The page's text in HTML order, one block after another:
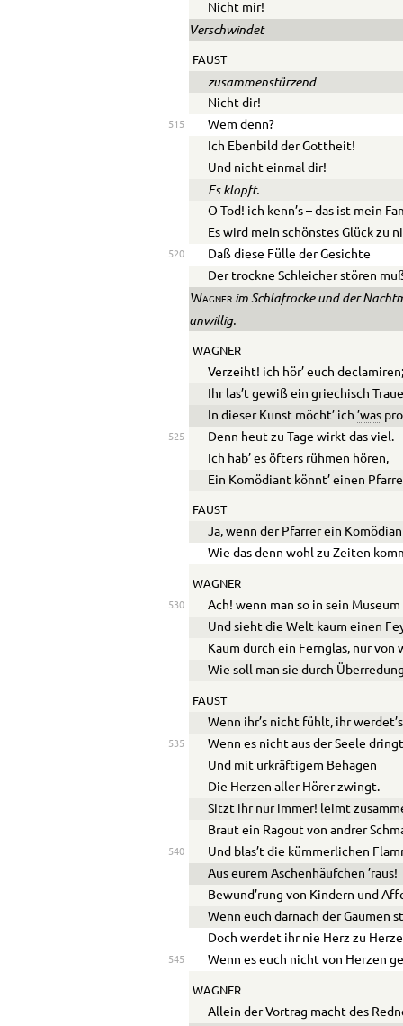
Nicht mir!
Verschwindet
FAUST
zusammenstürzend
Nicht dir!
515
Wem denn?
Ich Ebenbild der Gottheit!
Und nicht einmal dir!
Es klopft.
O Tod! ich kenn’s – das ist mein
Es wird mein schönstes Glück zu
520
Daß diese Fülle der Gesichte
Der trockne Schleicher stören
Wagnerim Schlafrocke und der
unwillig.
WAGNER
Verzeiht! ich hör’ euch
Ihr las’t gewiß ein griechisch
In dieser Kunst möcht’ ich’was
525
Denn heut zu Tage wirkt das viel.
Ich hab’ es öfters rühmen hören,
Ein Komödiant könnt’ einen
FAUST
Ja, wenn der Pfarrer ein
Wie das denn wohl zu Zeiten
WAGNER
530
Ach! wenn man so in sein
Und sieht die Welt kaum einen
Kaum durch ein Fernglas, nur von
Wie soll man sie durch
FAUST
Wenn ihr’s nicht fühlt, ihr
535
Wenn es nicht aus der Seele
Und mit urkräftigem Behagen
Die Herzen aller Hörer zwingt.
Sitzt ihr nur immer! leimt
Braut ein Ragout von andrer
540
Und blas’t die kümmerlichen
Aus eurem Aschenhäufchen ’raus!
Bewund’rung von Kindern und
Wenn euch darnach der Gaumen
Doch werdet ihr nie Herz zu
545 Wenn es euch nicht von Herzen
WAGNER
Allein der Vortrag macht des